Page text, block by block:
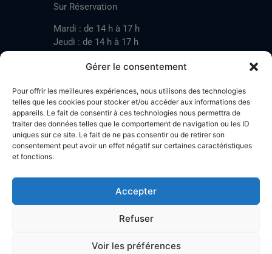
Gérer le consentement
Pour offrir les meilleures expériences, nous utilisons des technologies
telles que les cookies pour stocker et/ou accéder aux informations des
appareils. Le fait de consentir à ces technologies nous permettra de
traiter des données telles que le comportement de navigation ou les ID
uniques sur ce site. Le fait de ne pas consentir ou de retirer son
consentement peut avoir un effet négatif sur certaines caractéristiques
et fonctions.
Accepter
Refuser
Voir les préférences
Sur Réservation
Mardi : de 14 h à 17 h
Jeudi : de 14 h à 17 h
Mardi : de 17 h à 20 h
Jeudi : de 17 h à 20 h
Samedi : de 14 h à 17 h
Stand de tir LA BOTZACHE
Près de Mazembroz
Tel: +41 (0)79 220 41 69
Plan d'accès